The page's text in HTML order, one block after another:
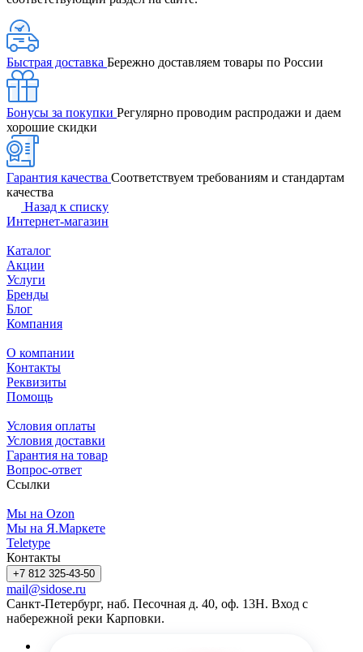
Быстрая доставка Бережно доставляем товары по России
Бонусы за покупки Регулярно проводим распродажи и даем
хорошие скидки
Гарантия качества Соответствуем требованиям и стандартам
качества
Назад к списку
Интернет-магазин
Каталог
Акции
Услуги
Бренды
Блог
Компания
О компании
Контакты
Реквизиты
Помощь
Условия оплаты
Условия доставки
Гарантия на товар
Вопрос-ответ
Ссылки
Мы на Ozon
Мы на Я.Маркете
Teletype
Контакты
+7 812 325-43-50
mail@sidose.ru
Санкт-Петербург, наб. Песочная д. 40, оф. 13Н. Вход с
набережной реки Карповки.